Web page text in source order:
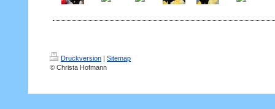
Druckversion | Sitemap
© Christa Hofmann